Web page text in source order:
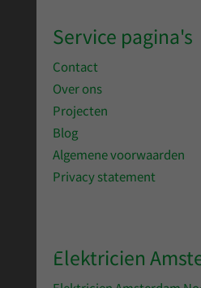
Service pagina's
Contact
Over ons
Projecten
Blog
Algemene voorwaarden
Privacy statement
Elektricien